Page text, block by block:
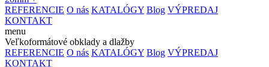
REFERENCIE O nás KATALÓGY Blog VÝPREDAJ
KONTAKT
menu
Veľkoformátové obklady a dlažby
REFERENCIE O nás KATALÓGY Blog VÝPREDAJ
KONTAKT